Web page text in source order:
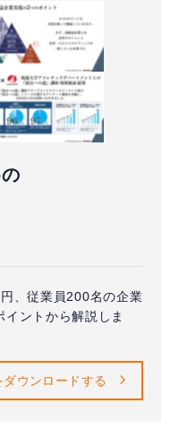
、従業員200名の企業
ントから解説しま
ダウンロードする